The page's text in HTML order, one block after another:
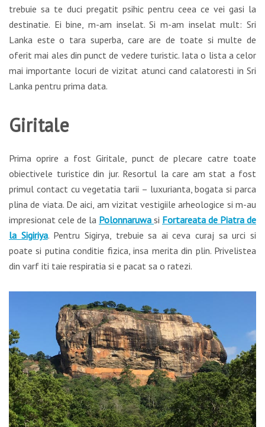
trebuie sa te duci pregatit psihic pentru ceea ce vei gasi la
destinatie. Ei bine, m-am inselat. Si m-am inselat mult: Sri
Lanka este o tara superba, care are de toate si multe de
oferit mai ales din punct de vedere turistic. Iata o lista a celor
mai importante locuri de vizitat atunci cand calatoresti in Sri
Lanka pentru prima data.
Giritale
Prima oprire a fost Giritale, punct de plecare catre toate
obiectivele turistice din jur. Resortul la care am stat a fost
primul contact cu vegetatia tarii – luxurianta, bogata si parca
plina de viata. De aici, am vizitat vestigiile arheologice si m-au
impresionat cele de la Polonnaruwa si Fortareata de Piatra de
la Sigiriya. Pentru Sigirya, trebuie sa ai ceva curaj sa urci si
poate si putina conditie fizica, insa merita din plin. Privelistea
din varf iti taie respiratia si e pacat sa o ratezi.